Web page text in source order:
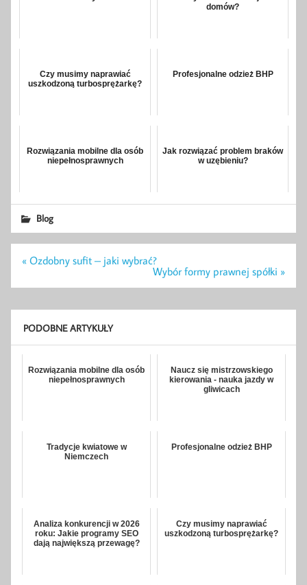
domów?
Czy musimy naprawiać
uszkodzoną turbosprężarkę?
Profesjonalne odzież BHP
Rozwiązania mobilne dla osób
niepełnosprawnych
Jak rozwiązać problem braków
w uzębieniu?
Blog
Nawigacja
« Ozdobny sufit – jaki wybrać?
Wybór formy prawnej spółki »
PODOBNE ARTYKUŁY
Rozwiązania mobilne dla osób
niepełnosprawnych
Naucz się mistrzowskiego
kierowania - nauka jazdy w
gliwicach
Tradycje kwiatowe w
Niemczech
Profesjonalne odzież BHP
Analiza konkurencji w 2026
roku: Jakie programy SEO
dają największą przewagę?
Czy musimy naprawiać
uszkodzoną turbosprężarkę?